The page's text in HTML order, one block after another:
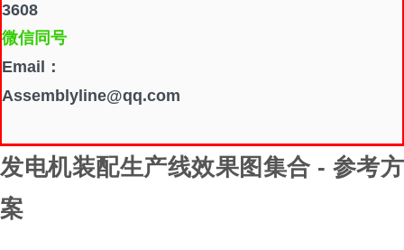
3608
微信同号
Email：
Assemblyline@qq.com
发电机装配生产线效果图集合 - 参考方
案